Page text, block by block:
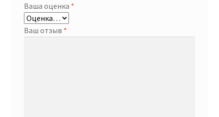
Ваша оценка *
Ваш отзыв *